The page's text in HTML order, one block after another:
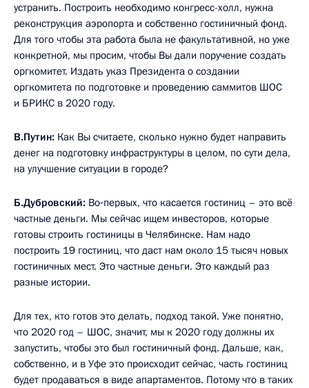
устранить. Построить необходимо конгресс-холл, нужна
реконструкция аэропорта и собственно гостиничный фонд.
Для того чтобы эта работа была не факультативной, но уже
конкретной, мы просим, чтобы Вы дали поручение создать
оргкомитет. Издать указ Президента о создании
оргкомитета по подготовке и проведению саммитов ШОС
и БРИКС в 2020 году.
В.Путин: Как Вы считаете, сколько нужно будет направить
денег на подготовку инфраструктуры в целом, по сути дела,
на улучшение ситуации в городе?
Б.Дубровский: Во‑первых, что касается гостиниц – это всё
частные деньги. Мы сейчас ищем инвесторов, которые
готовы строить гостиницы в Челябинске. Нам надо
построить 19 гостиниц, что даст нам около 15 тысяч новых
гостиничных мест. Это частные деньги. Это каждый раз
разные истории.
Для тех, кто готов это делать, подход такой. Уже понятно,
что 2020 год – ШОС, значит, мы к 2020 году должны их
запустить, чтобы это был гостиничный фонд. Дальше, как,
собственно, и в Уфе это происходит сейчас, часть гостиниц
будет продаваться в виде апартаментов. Потому что в таких